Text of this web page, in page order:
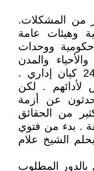
من المشكلات.
وهيئات عامة
حكومية ووحدات
والمدن
والمحافظات تشمل 295 وحدة و 2449 كيان إداري .
لأدائهم . لكن
عن أزمة
من الحقائق
. بدء من فتوي
وانتهاء بحلم الشيخ علام
بالدور المطلوب